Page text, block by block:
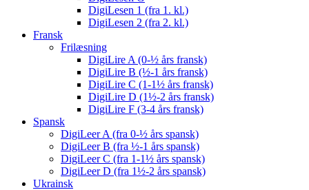
DigiLesen 1 (fra 1. kl.)
DigiLesen 2 (fra 2. kl.)
Fransk
Frilæsning
DigiLire A (0-½ års fransk)
DigiLire B (½-1 års fransk)
DigiLire C (1-1½ års fransk)
DigiLire D (1½-2 års fransk)
DigiLire F (3-4 års fransk)
Spansk
DigiLeer A (fra 0-½ års spansk)
DigiLeer B (fra ½-1 års spansk)
DigiLeer C (fra 1-1½ års spansk)
DigiLeer D (fra 1½-2 års spansk)
Ukrainsk